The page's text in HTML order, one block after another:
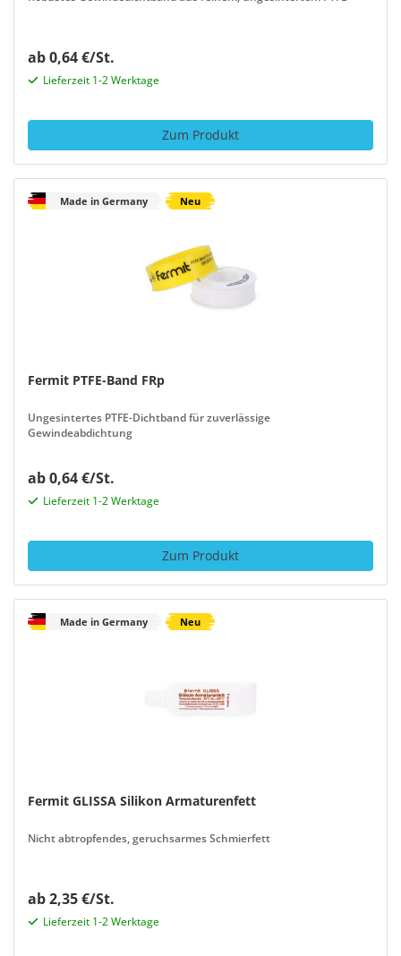
ab 0,64 €/St.
Lieferzeit 1-2 Werktage
Zum Produkt
Made in Germany Neu
Fermit PTFE-Band FRp
Ungesintertes PTFE-Dichtband für zuverlässige
Gewindeabdichtung
ab 0,64 €/St.
Lieferzeit 1-2 Werktage
Zum Produkt
Made in Germany Neu
Fermit GLISSA Silikon Armaturenfett
Nicht abtropfendes, geruchsarmes Schmierfett
ab 2,35 €/St.
Lieferzeit 1-2 Werktage